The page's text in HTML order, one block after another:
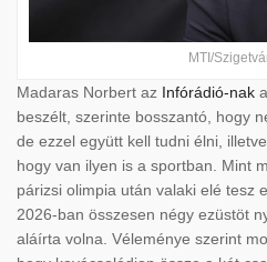
MTI/
Madaras Norbert az Infórádió-nak
beszélt, szerinte bosszantó, hogy
de ezzel együtt kell tudni élni,
hogy van ilyen is a sportban. Mint
párizsi olimpia után valaki elé tesz
2026-ban összesen négy ezüstöt
aláírta volna. Véleménye szerint